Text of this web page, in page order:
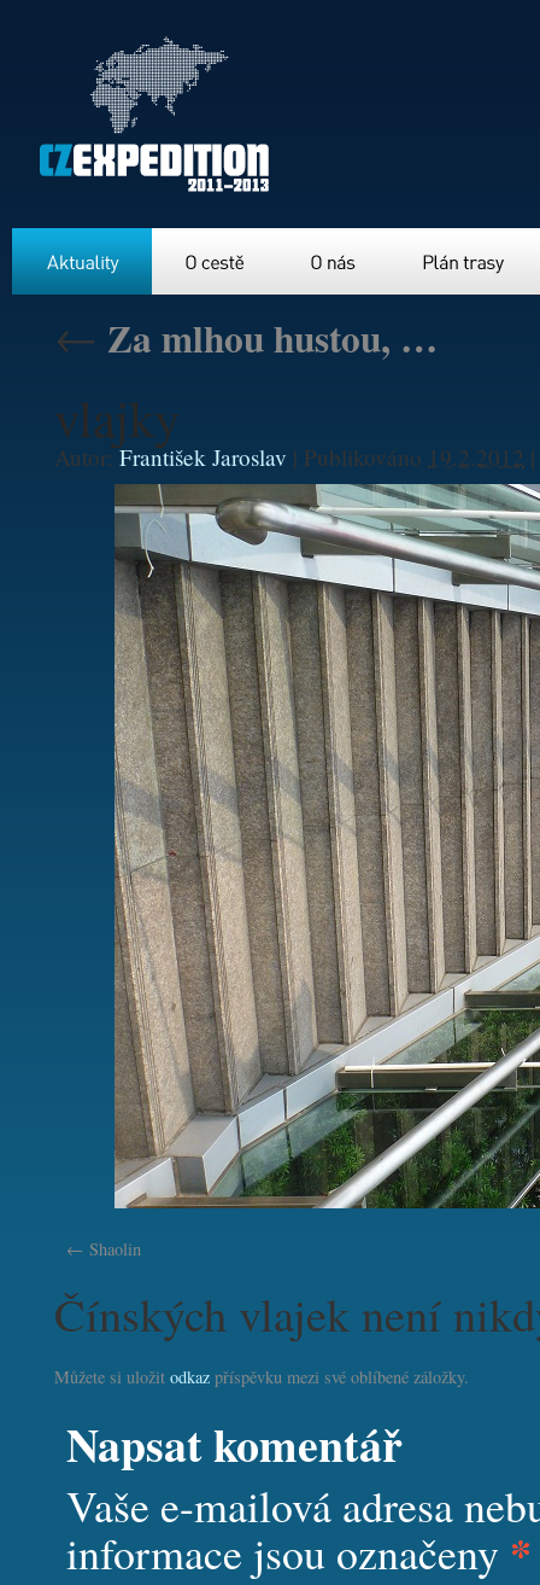
← Za mlhou hustou, …
vlajky
Autor: František Jaroslav | Publikováno 19.2.2012 |
Shaolin
Čínských vlajek není
Můžete si uložit odkaz příspěvku mezi své oblíbené záložky.
Napsat komentář
Vaše e-mailová adresa
informace jsou označeny *